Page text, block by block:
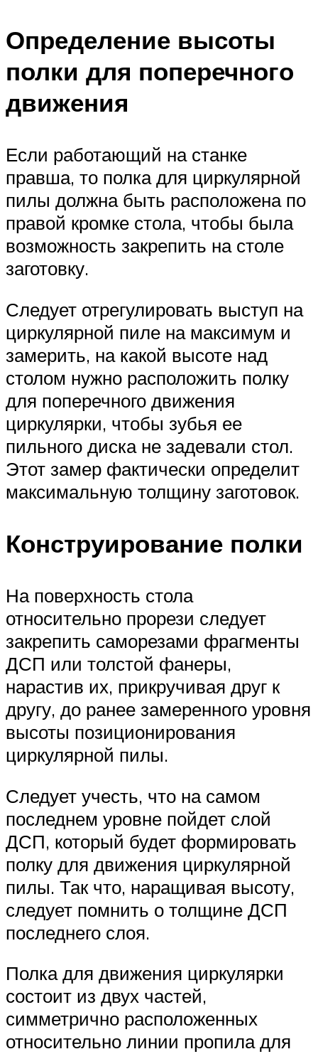
Определение высоты
полки для поперечного
движения
Если работающий на станке
правша, то полка для циркулярной
пилы должна быть расположена по
правой кромке стола, чтобы была
возможность закрепить на столе
заготовку.
Следует отрегулировать выступ на
циркулярной пиле на максимум и
замерить, на какой высоте над
столом нужно расположить полку
для поперечного движения
циркулярки, чтобы зубья ее
пильного диска не задевали стол.
Этот замер фактически определит
максимальную толщину заготовок.
Конструирование полки
На поверхность стола
относительно прорези следует
закрепить саморезами фрагменты
ДСП или толстой фанеры,
нарастив их, прикручивая друг к
другу, до ранее замеренного уровня
высоты позиционирования
циркулярной пилы.
Следует учесть, что на самом
последнем уровне пойдет слой
ДСП, который будет формировать
полку для движения циркулярной
пилы. Так что, наращивая высоту,
следует помнить о толщине ДСП
последнего слоя.
Полка для движения циркулярки
состоит из двух частей,
симметрично расположенных
относительно линии пропила для